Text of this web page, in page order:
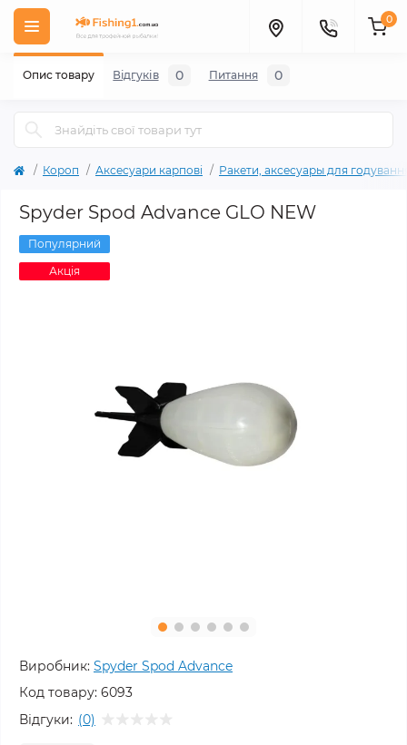
0
Короп Аксесуари карповi Ракети, аксесуары для
Spyder Spod Advance GLO NEW
Популярний
Акція
Виробник: Spyder Spod Advance
Код товару: 6093
Відгуки: (0)
Опис товару Відгуків 0 Питання 0